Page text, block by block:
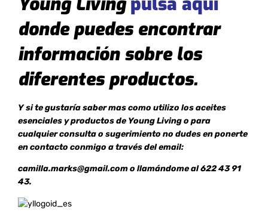
donde puedes encontrar
información sobre los
diferentes productos.
Y si te gustaría saber mas como utilizo los aceites
esenciales y productos de Young Living o para
cualquier consulta o sugerimiento no dudes en ponerte
en contacto conmigo a través del email:
camilla.marks@gmail.com o llamándome al 622 43 91
43.